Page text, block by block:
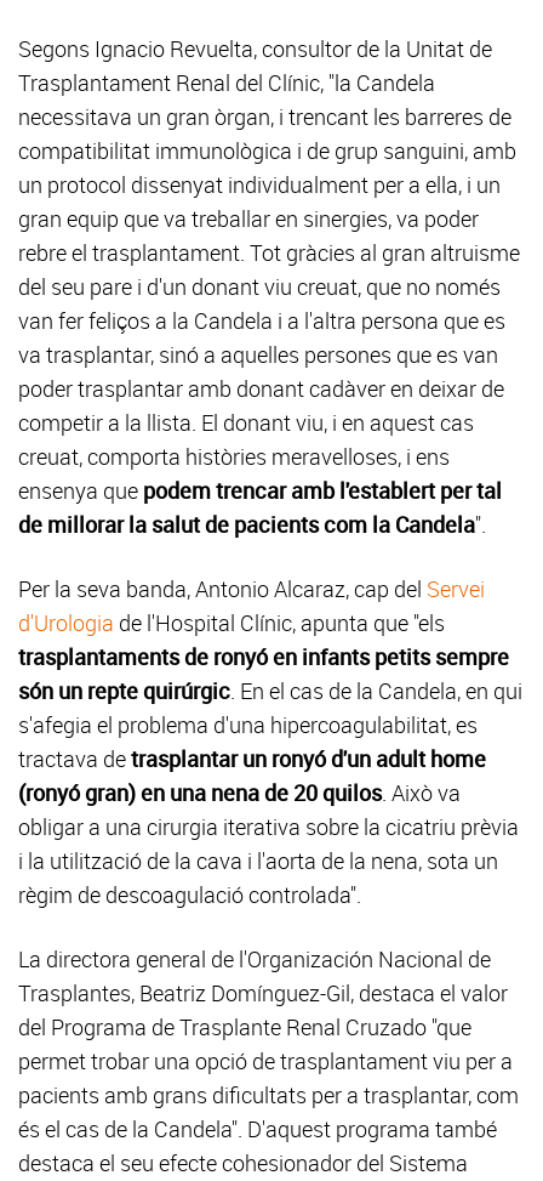
Segons Ignacio Revuelta, consultor de la Unitat de
Trasplantament Renal del Clínic, "la Candela
necessitava un gran òrgan, i trencant les barreres de
compatibilitat immunològica i de grup sanguini, amb
un protocol dissenyat individualment per a ella, i un
gran equip que va treballar en sinergies, va poder
rebre el trasplantament. Tot gràcies al gran altruisme
del seu pare i d'un donant viu creuat, que no només
van fer feliços a la Candela i a l'altra persona que es
va trasplantar, sinó a aquelles persones que es van
poder trasplantar amb donant cadàver en deixar de
competir a la llista. El donant viu, i en aquest cas
creuat, comporta històries meravelloses, i ens
ensenya que podem trencar amb l'establert per tal
de millorar la salut de pacients com la Candela".
Per la seva banda, Antonio Alcaraz, cap del Servei
d'Urologia de l'Hospital Clínic, apunta que "els
trasplantaments de ronyó en infants petits sempre
són un repte quirúrgic. En el cas de la Candela, en qui
s'afegia el problema d'una hipercoagulabilitat, es
tractava detrasplantar un ronyó d'un adult home
(ronyó gran) en una nena de 20 quilos. Això va
obligar a una cirurgia iterativa sobre la cicatriu prèvia
i la utilització de la cava i l'aorta de la nena, sota un
règim de descoagulació controlada".
La directora general de l'Organización Nacional de
Trasplantes, Beatriz Domínguez-Gil, destaca el valor
del Programa de Trasplante Renal Cruzado "que
permet trobar una opció de trasplantament viu per a
pacients amb grans dificultats per a trasplantar, com
és el cas de la Candela". D'aquest programa també
destaca el seu efecte cohesionador del Sistema